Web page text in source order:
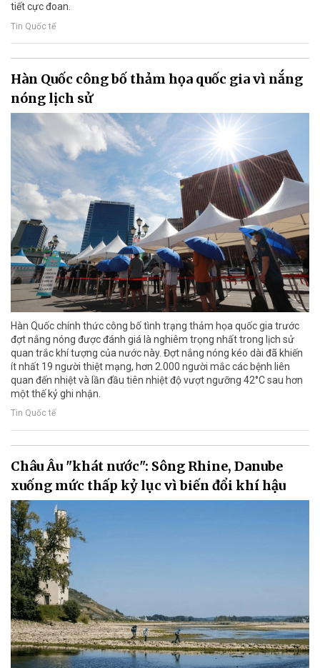
tiết cực đoan.
Tin Quốc tế
Hàn Quốc công bố thảm họa quốc gia vì nắng
nóng lịch sử
Hàn Quốc chính thức công bố tình trạng thảm họa quốc gia trước
đợt nắng nóng được đánh giá là nghiêm trọng nhất trong lịch sử
quan trắc khí tượng của nước này. Đợt nắng nóng kéo dài đã khiến
ít nhất 19 người thiệt mạng, hơn 2.000 người mắc các bệnh liên
quan đến nhiệt và lần đầu tiên nhiệt độ vượt ngưỡng 42°C sau hơn
một thế kỷ ghi nhận.
Tin Quốc tế
Châu Âu "khát nước": Sông Rhine, Danube
xuống mức thấp kỷ lục vì biến đổi khí hậu